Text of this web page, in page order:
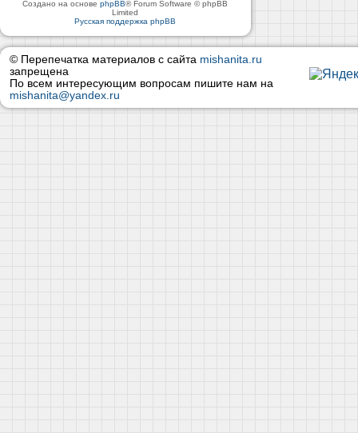
Создано на основеphpBB® Forum Software © phpBB
Limited
Русская поддержка phpBB
© Перепечатка материалов с сайта mishanita.ru
запрещена
По всем интересующим вопросам пишите нам на
mishanita@yandex.ru